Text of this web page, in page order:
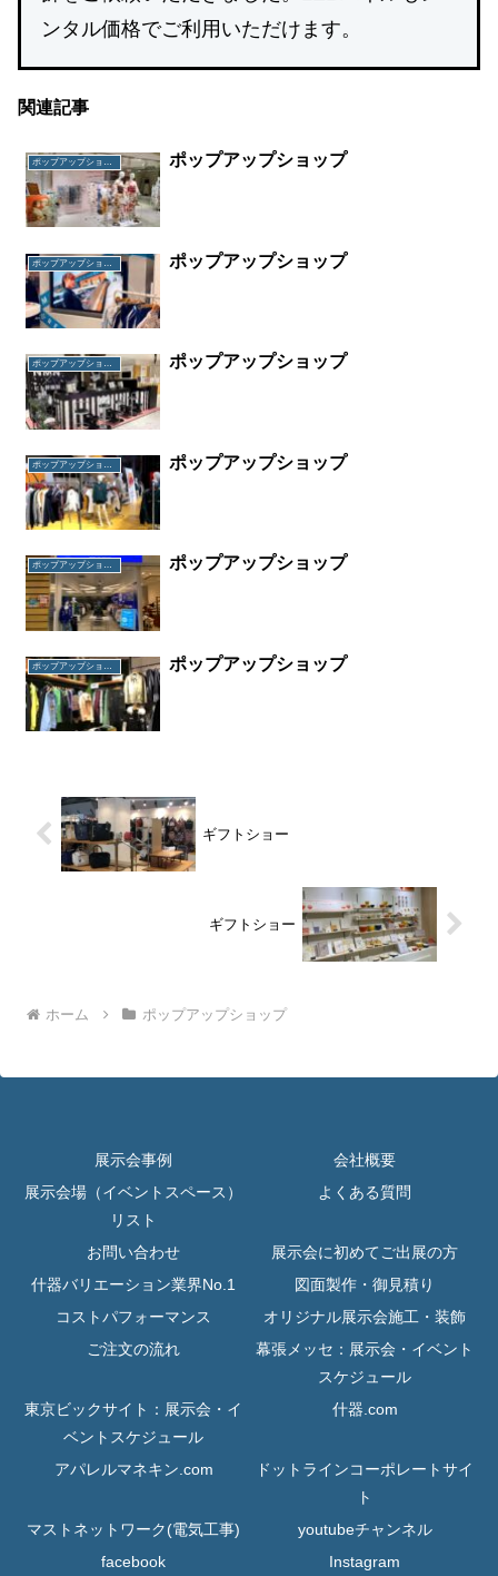
ンタル価格でご利用いただけます。
関連記事
ポップアップショップ ポップアップショップ
ポップアップショップ
ポップアップショップ ポップアップショップ
ポップアップショップ ポップアップショップ
ポップアップショップ ポップアップショップ
ポップアップショップ ポップアップショップ
ギフトショー
ギフトショー
ホーム ポップアップショップ
展示会事例
会社概要
展示会場（イベントスペース）
リスト
よくある質問
お問い合わせ
展示会に初めてご出展の方
什器バリエーション業界No.1
図面製作・御見積り
コストパフォーマンス
オリジナル展示会施工・装飾
ご注文の流れ
幕張メッセ：展示会・イベント
スケジュール
東京ビックサイト：展示会・イ
ベントスケジュール
什器.com
アパレルマネキン.com
ドットラインコーポレートサイ
ト
マストネットワーク(電気工事)
youtubeチャンネル
facebook
Instagram